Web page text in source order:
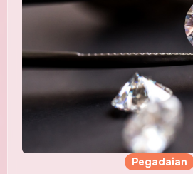
Pegadaian